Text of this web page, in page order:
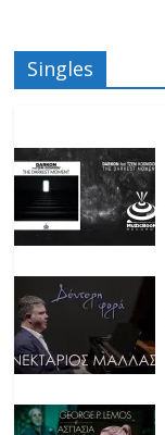
Singles